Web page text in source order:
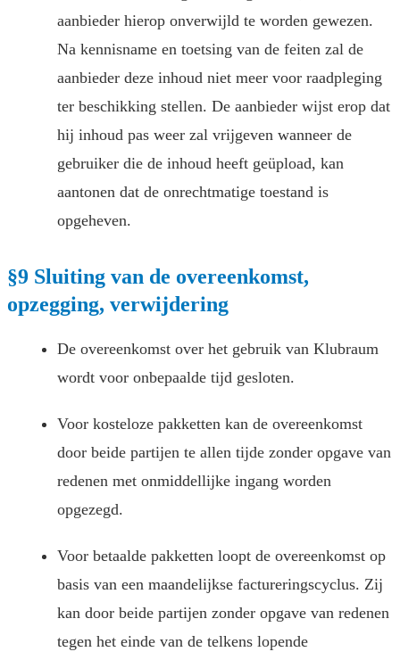
aanbieder hierop onverwijld te worden gewezen.
Na kennisname en toetsing van de feiten zal de
aanbieder deze inhoud niet meer voor raadpleging
ter beschikking stellen. De aanbieder wijst erop dat
hij inhoud pas weer zal vrijgeven wanneer de
gebruiker die de inhoud heeft geüpload, kan
aantonen dat de onrechtmatige toestand is
opgeheven.
§9 Sluiting van de overeenkomst,
opzegging, verwijdering
De overeenkomst over het gebruik van Klubraum
wordt voor onbepaalde tijd gesloten.
Voor kosteloze pakketten kan de overeenkomst
door beide partijen te allen tijde zonder opgave van
redenen met onmiddellijke ingang worden
opgezegd.
Voor betaalde pakketten loopt de overeenkomst op
basis van een maandelijkse factureringscyclus. Zij
kan door beide partijen zonder opgave van redenen
tegen het einde van de telkens lopende